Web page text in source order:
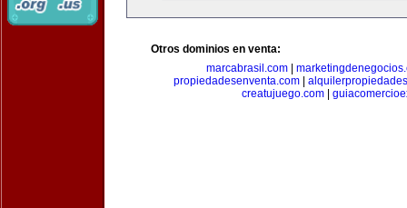
Otros dominios en venta:
marcabrasil.com
propiedadesenventa.com
creatujuego.com